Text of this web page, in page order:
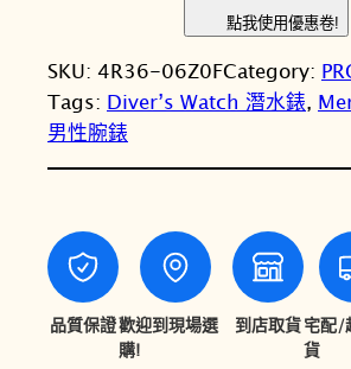
：
N
T
1
,
0
I
K
O
工
R
O
S
P
點我使用優惠卷!
SKU: 4R36-06Z0FCategory:
Tags: Diver’s Watch 潛水錶,
男性腕錶
品質保證歡迎到現場選
購!
到店取貨宅配/
貨